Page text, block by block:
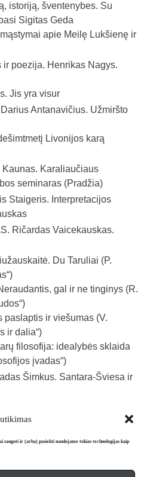
ir (arba) pasiekti naudojame tokias technologijas kaip
istoriją, šventenybes. Su
Sigitas Geda
apie Meilę Lukšienę ir
ir poezija. Henrikas Nagys.
Jis yra visur
Antanavičius. Užmiršto
Livonijos karą
Kaunas. Karaliaučiaus
seminaras (Pradžia)
Staigeris. Interpretacijos
Ričardas Vaicekauskas.
Du Taruliai (P.
gal ir ne tinginys (R.
paslaptis ir viešumas (V.
ir dalia“)
filosofija: idealybės sklaida
įvadas“)
Šimkus. Santara-Šviesa ir